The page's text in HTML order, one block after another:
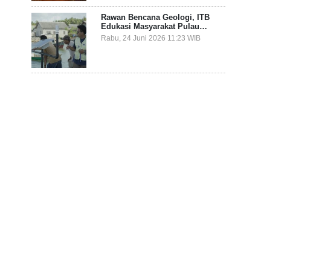
Rawan Bencana Geologi, ITB
Edukasi Masyarakat Pulau
Terluar Kepulauan Selayar
Terkait Mitigasi Berbasis
Rabu, 24 Juni 2026 11:23 WIB